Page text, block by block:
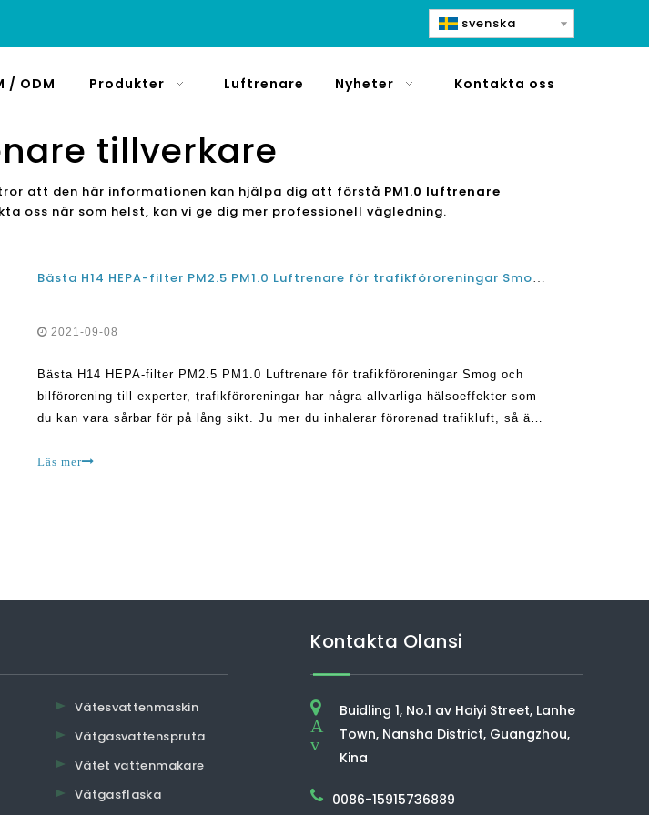
svenska
/ ODM Produkter Luftrenare Nyheter Kontakta oss
tillverkare
att den här informationen kan hjälpa dig att förstå PM1.0 luftrenare
oss när som helst, kan vi ge dig mer professionell vägledning.
Bästa H14 HEPA-filter PM2.5 PM1.0 Luftrenare för trafikföroreningar Smog och bilförorening
2021-09-08
Bästa H14 HEPA-filter PM2.5 PM1.0 Luftrenare för trafikföroreningar Smog och
bilförorening till experter, trafikföroreningar har några allvarliga hälsoeffekter som
du kan vara sårbar för på lång sikt. Ju mer du inhalerar förorenad trafikluft, så är
Läs mer
Vätesvattenmaskin
Vätgasvattenspruta
Vätet vattenmakare
Vätgasflaska
Kontakta Olansi
A
v
Buidling 1, No.1 av Haiyi Street, Lanhe
Town, Nansha District, Guangzhou,
Kina
0086-15915736889